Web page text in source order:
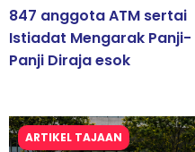
847 anggota ATM sertai
Istiadat Mengarak Panji-
Panji Diraja esok
ARTIKEL TAJAAN